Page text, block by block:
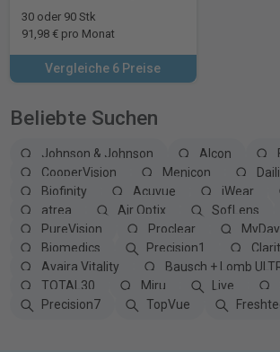
30 oder 90 Stk
91,98 € pro Monat
Vergleiche 6 Preise
Beliebte Suchen
Johnson & Johnson Alcon
CooperVision
Menicon
Biofinity
Acuvue iWear
atrea
Air Optix SofLens
PureVision
Proclear
Biomedics
Precision1
Avaira Vitality
Bausch + Lomb
TOTAL30
Miru Live
Precision7
TopVue